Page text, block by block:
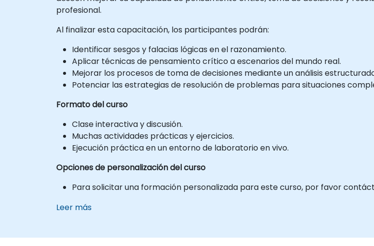
profesional.
Al finalizar esta capacitación, los participantes podrán:
Identificar sesgos y falacias lógicas en el razonamiento.
Aplicar técnicas de pensamiento crítico a escenarios del mundo real.
Mejorar los procesos de toma de decisiones mediante un análisis
Potenciar las estrategias de resolución de problemas para situaciones
Formato del curso
Clase interactiva y discusión.
Muchas actividades prácticas y ejercicios.
Ejecución práctica en un entorno de laboratorio en vivo.
Opciones de personalización del curso
Para solicitar una formación personalizada para este curso, por favor
Leer más